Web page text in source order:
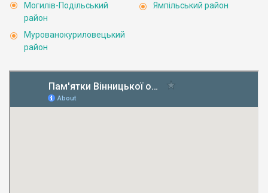
Могилів-Подільський
район
Мурованокуриловецький
район
Ямпільський район